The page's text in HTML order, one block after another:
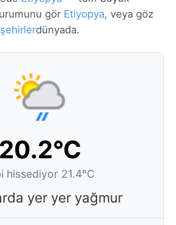
gör Etiyopya, veya göz
dünyada.
20.2°C
hissediyor 21.4°C
yer yer yağmur